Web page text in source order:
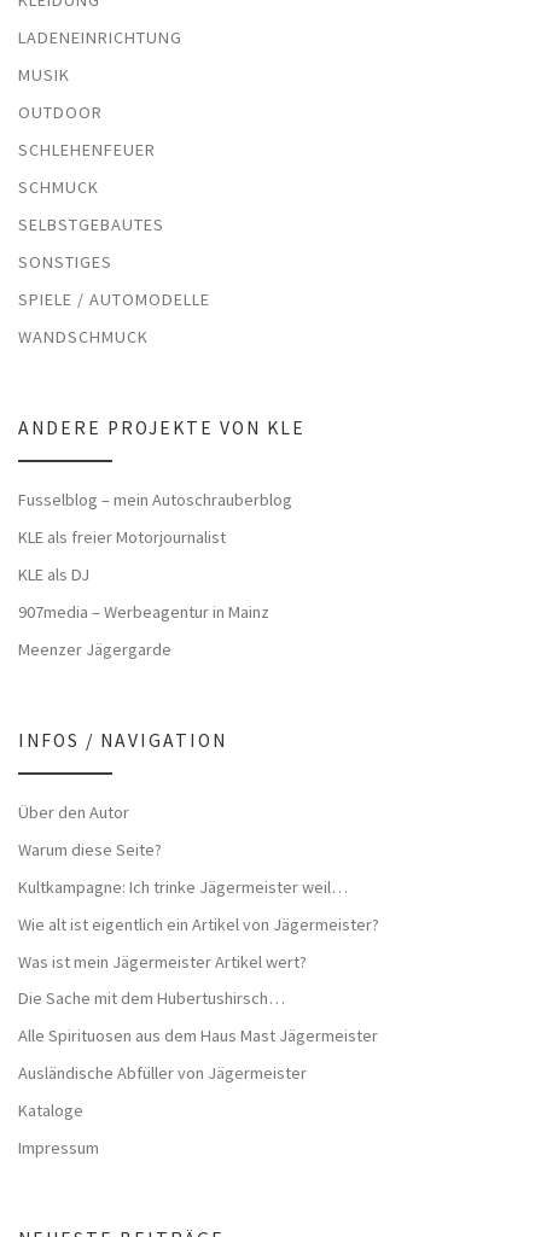
LADENEINRICHTUNG
MUSIK
OUTDOOR
SCHLEHENFEUER
SCHMUCK
SELBSTGEBAUTES
SONSTIGES
SPIELE / AUTOMODELLE
WANDSCHMUCK
ANDERE PROJEKTE VON KLE
Fusselblog – mein Autoschrauberblog
KLE als freier Motorjournalist
KLE als DJ
907media – Werbeagentur in Mainz
Meenzer Jägergarde
INFOS / NAVIGATION
Über den Autor
Warum diese Seite?
Kultkampagne: Ich trinke Jägermeister weil…
Wie alt ist eigentlich ein Artikel von Jägermeister?
Was ist mein Jägermeister Artikel wert?
Die Sache mit dem Hubertushirsch…
Alle Spirituosen aus dem Haus Mast Jägermeister
Ausländische Abfüller von Jägermeister
Kataloge
Impressum